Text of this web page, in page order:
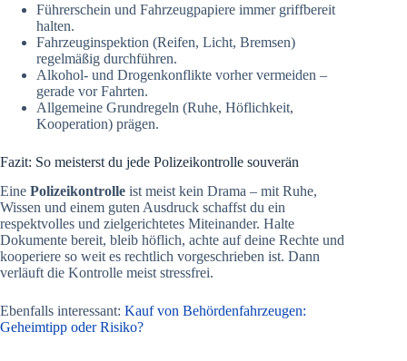
Führerschein und Fahrzeugpapiere immer griffbereit
halten.
Fahrzeuginspektion (Reifen, Licht, Bremsen)
regelmäßig durchführen.
Alkohol- und Drogenkonflikte vorher vermeiden –
gerade vor Fahrten.
Allgemeine Grundregeln (Ruhe, Höflichkeit,
Kooperation) prägen.
Fazit: So meisterst du jede Polizeikontrolle souverän
Eine Polizeikontrolle ist meist kein Drama – mit Ruhe,
Wissen und einem guten Ausdruck schaffst du ein
respektvolles und zielgerichtetes Miteinander. Halte
Dokumente bereit, bleib höflich, achte auf deine Rechte und
kooperiere so weit es rechtlich vorgeschrieben ist. Dann
verläuft die Kontrolle meist stressfrei.
Ebenfalls interessant: Kauf von Behördenfahrzeugen:
Geheimtipp oder Risiko?